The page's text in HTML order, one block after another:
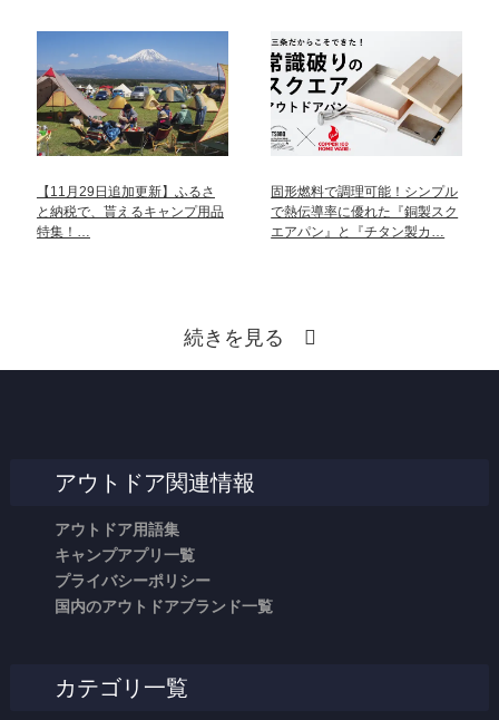
【11月29日追加更新】ふるさ
と納税で、貰えるキャンプ用品
特集！…
固形燃料で調理可能！シンプル
で熱伝導率に優れた『銅製スク
エアパン』と『チタン製カ…
続きを見る
アウトドア関連情報
アウトドア用語集
キャンプアプリ一覧
プライバシーポリシー
国内のアウトドアブランド一覧
カテゴリ一覧